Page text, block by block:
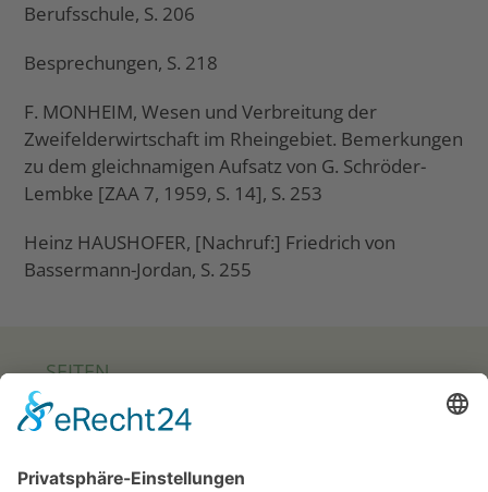
Berufsschule, S. 206
Besprechungen, S. 218
F. MONHEIM, Wesen und Verbreitung der
Zweifelderwirtschaft im Rheingebiet. Bemerkungen
zu dem gleichnamigen Aufsatz von G. Schröder-
Lembke [ZAA 7, 1959, S. 14], S. 253
Heinz HAUSHOFER, [Nachruf:] Friedrich von
Bassermann-Jordan, S. 255
SEITEN
Startseite
Zeitschrift – Journal ZAA